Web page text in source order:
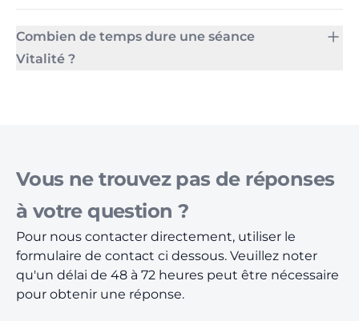
Combien de temps dure une séance
Vitalité ?
Vous ne trouvez pas de réponses
à votre question ?
Pour nous contacter directement, utiliser le
formulaire de contact ci dessous. Veuillez noter
qu'un délai de 48 à 72 heures peut être nécessaire
pour obtenir une réponse.